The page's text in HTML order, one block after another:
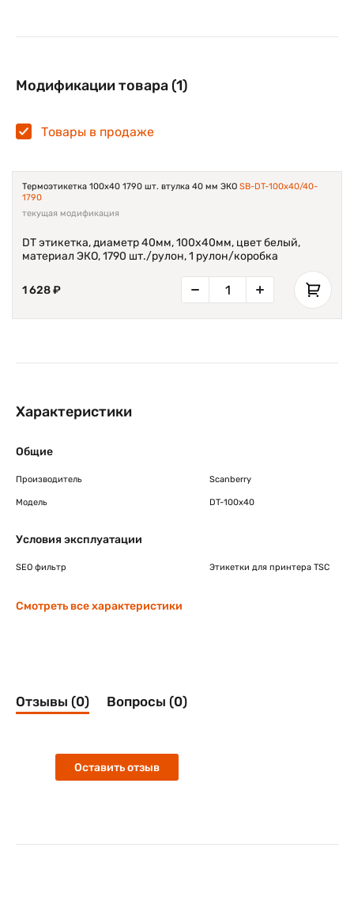
обслуживания, точек розничной торговли.
слоя, поэтому использовать их можно только в
сухом и закрытом помещении. При этом габариты
данную основу на плодоовощных базах и на
производстве для быстрой маркировки
показателей.
Модификации товара (1)
Товары в продаже
Термоэтикетка 100х40 1790 шт. втулка 40 мм ЭКО SB-DT-100x40/40-
1790
текущая модификация
DT этикетка, диаметр 40мм, 100х40мм, цвет белый,
материал ЭКО, 1790 шт./рулон, 1 рулон/коробка
1 628 ₽
Характеристики
Общие
Производитель Scanberry
Модель DT-100x40
Условия эксплуатации
SEO фильтр Этикетки для принтера TSC
Смотреть все характеристики
Отзывы (0) Вопросы (0)
Оставить отзыв